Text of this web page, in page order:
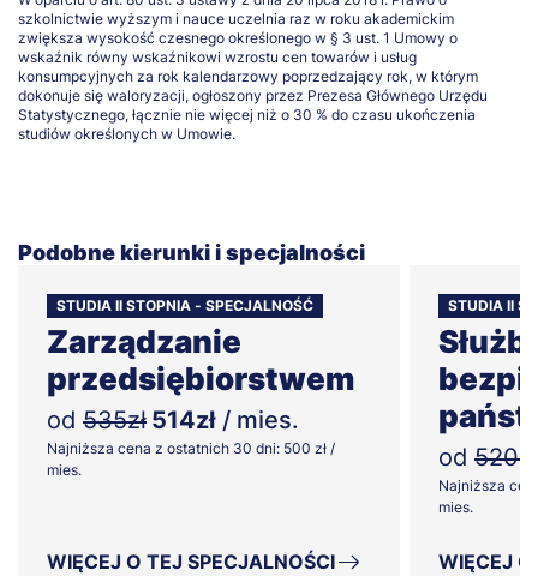
szkolnictwie wyższym i nauce uczelnia raz w roku akademickim
zwiększa wysokość czesnego określonego w § 3 ust. 1 Umowy o
wskaźnik równy wskaźnikowi wzrostu cen towarów i usług
konsumpcyjnych za rok kalendarzowy poprzedzający rok, w którym
dokonuje się waloryzacji, ogłoszony przez Prezesa Głównego Urzędu
Statystycznego, łącznie nie więcej niż o 30 % do czasu ukończenia
studiów określonych w Umowie.
Podobne kierunki i specjalności
STUDIA II STOPNIA - SPECJALNOŚĆ
Zarządzanie
przedsiębiorstwem
od 535zł 514zł / mies.
Najniższa cena z ostatnich 30 dni: 500 zł /
mies.
WIĘCEJ O TEJ SPECJALNOŚCI
STUDIA II
od 520zł
Najniższa
mies.
WIĘCEJ